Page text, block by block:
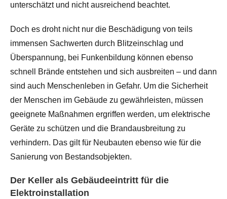
unterschätzt und nicht ausreichend beachtet.
Doch es droht nicht nur die Beschädigung von teils
immensen Sachwerten durch Blitzeinschlag und
Überspannung, bei Funkenbildung können ebenso
schnell Brände entstehen und sich ausbreiten – und dann
sind auch Menschenleben in Gefahr. Um die Sicherheit
der Menschen im Gebäude zu gewährleisten, müssen
geeignete Maßnahmen ergriffen werden, um elektrische
Geräte zu schützen und die Brandausbreitung zu
verhindern. Das gilt für Neubauten ebenso wie für die
Sanierung von Bestandsobjekten.
Der Keller als Gebäudeeintritt für die
Elektroinstallation